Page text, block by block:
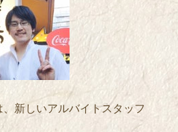
新しいアルバイトスタッフ